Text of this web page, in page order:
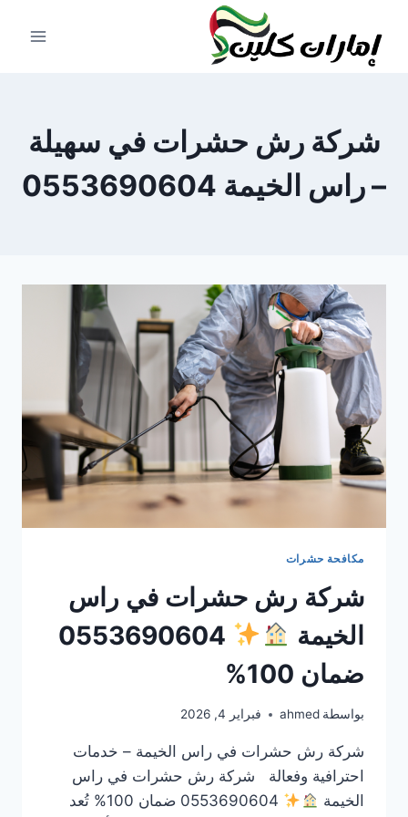
المحتوى
شركة رش حشرات في سهيلة
– راس الخيمة 0553690604
مكافحة حشرات
شركة رش حشرات في راس
الخيمة
0553690604
ضمان 100%
بواسطة ahmed فبراير 4, 2026
شركة رش حشرات في راس الخيمة – خدمات
احترافية وفعالة شركة رش حشرات في راس
الخيمة
0553690604 ضمان 100% تُعد